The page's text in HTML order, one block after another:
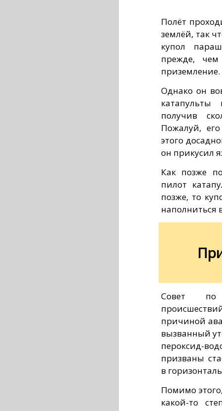
Полёт
землёй, так
купол
прежде,
приземление.
Однако он
получив
Пожалуй,
этого
он прикусил
Как позже
пилот
позже, то
наполниться
Совет по
причиной
вызванный
пероксид-
призваны
в
Помимо
какой-то